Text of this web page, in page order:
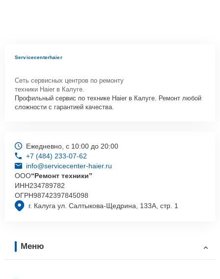
Servicecenterhaier
Сеть сервисных центров по ремонту
техники Haier в Калуге.
Профильный сервис по технике Haier в Калуге. Ремонт любой
сложности с гарантией качества.
г. Калуга ул. Салтыкова-Щедрина, 133А, стр. 1
Ежедневно, с 10:00 до 20:00
+7 (484) 233-07-62
info@servicecenter-haier.ru
ООО“Ремонт техники”
ИНН234789782
ОГРН98742397845098
Меню